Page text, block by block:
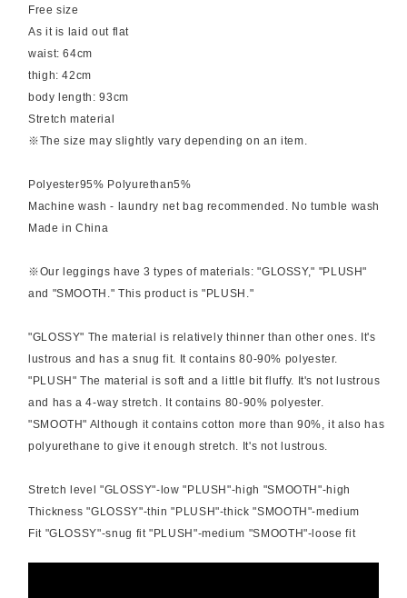
Free size
As it is laid out flat
waist: 64cm
thigh: 42cm
body length: 93cm
Stretch material
※The size may slightly vary depending on an item.
Polyester95% Polyurethan5%
Machine wash - laundry net bag recommended. No tumble wash
Made in China
※Our leggings have 3 types of materials: "GLOSSY," "PLUSH"
and "SMOOTH." This product is "PLUSH."
"GLOSSY" The material is relatively thinner than other ones. It's
lustrous and has a snug fit. It contains 80-90% polyester.
"PLUSH" The material is soft and a little bit fluffy. It's not lustrous
and has a 4-way stretch. It contains 80-90% polyester.
"SMOOTH" Although it contains cotton more than 90%, it also has
polyurethane to give it enough stretch. It's not lustrous.
Stretch level "GLOSSY"-low "PLUSH"-high "SMOOTH"-high
Thickness "GLOSSY"-thin "PLUSH"-thick "SMOOTH"-medium
Fit "GLOSSY"-snug fit "PLUSH"-medium "SMOOTH"-loose fit